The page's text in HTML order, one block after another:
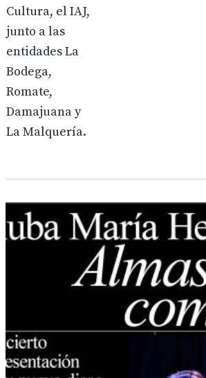
Cultura, el IAJ,
junto a las
entidades La
Bodega,
Romate,
Damajuana y
La Malquería.